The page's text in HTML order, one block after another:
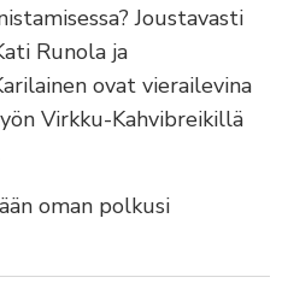
Joustavasti
Runola ja
ovat vierailevina
Virkku-Kahvibreikillä
oman polkusi